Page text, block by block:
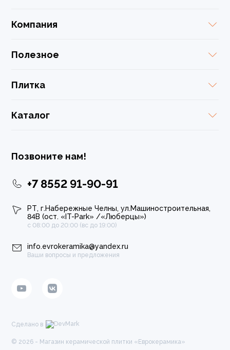
Компания
Полезное
Плитка
Каталог
Позвоните нам!
+7 8552 91-90-91
РТ, г.Набережные Челны, ул.Машиностроительная,
84В (ост. «IT-Park» /«Люберцы»)
с 08:00 до 20:00 (вс до 19:00)
info.evrokeramika@yandex.ru
Ваши вопросы и предложения
Сделано в
© 2026 - Магазин керамической плитки «Еврокерамика»